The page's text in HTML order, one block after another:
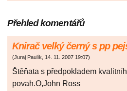
Přehled komentářů
Knirač velký černý s pp
(Juraj Paulík, 14. 11. 2007 19:07)
Štěňata s předpokladem
povah.O,John Ross